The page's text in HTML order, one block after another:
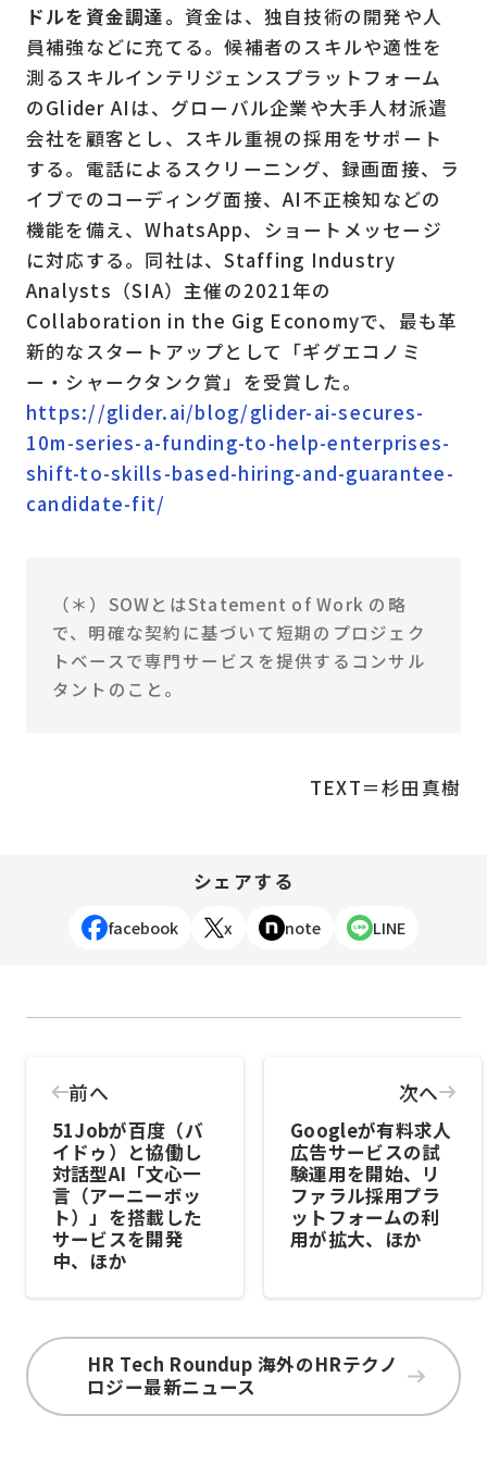
ドルを資金調達。 資金は、独自技術の開発や人
員補強などに充てる。候補者のスキルや適性を
測るスキルインテリジェンスプラットフォーム
のGlider AIは、グローバル企業や大手人材派遣
会社を顧客とし、スキル重視の採用をサポート
する。電話によるスクリーニング、録画面接、ラ
イブでのコーディング面接、AI不正検知などの
機能を備え、WhatsApp、ショートメッセージ
に対応する。同社は、Staffing Industry
Analysts（SIA）主催の2021年の
Collaboration in the Gig Economyで、最も革
新的なスタートアップとして「ギグエコノミ
ー・シャークタンク賞」を受賞した。
https://glider.ai/blog/glider-ai-secures-
10m-series-a-funding-to-help-enterprises-
shift-to-skills-based-hiring-and-guarantee-
candidate-fit/
（＊）SOWとはStatement of Work の略
で、明確な契約に基づいて短期のプロジェク
トベースで専門サービスを提供するコンサル
タントのこと。
TEXT＝杉田真樹
シェアする
facebook x note LINE
前へ
51Jobが百度（バ
イドゥ）と協働し
対話型AI「文心一
言（アーニーボッ
ト）」を搭載した
サービスを開発
中、ほか
次へ
Googleが有料求人
広告サービスの試
験運用を開始、リ
ファラル採用プラ
ットフォームの利
用が拡大、ほか
HR Tech Roundup 海外のHRテクノ
ロジー最新ニュース